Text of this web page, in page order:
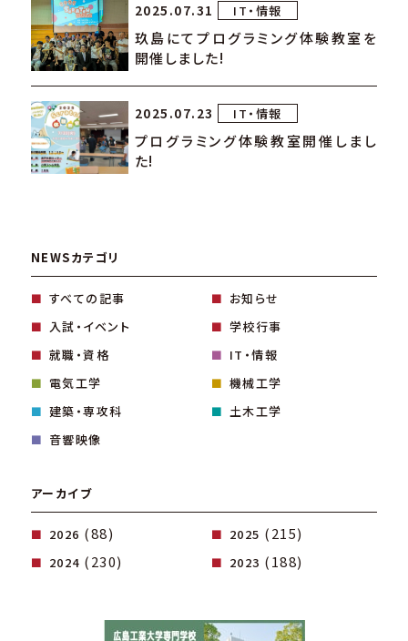
2025.07.31 IT・情報
玖島にてプログラミング体験教室を
開催しました!
2025.07.23 IT・情報
プログラミング体験教室開催しまし
た!
NEWSカテゴリ
すべての記事
お知らせ
入試・イベント
学校行事
就職・資格
IT・情報
電気工学
機械工学
建築・専攻科
土木工学
音響映像
アーカイブ
2026 (88) 2025 (215)
2024 (230) 2023 (188)